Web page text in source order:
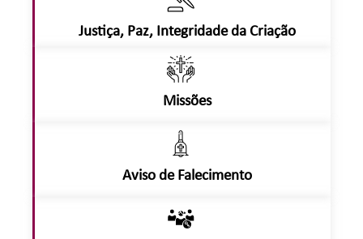
Justiça, Paz, Integridade da Criação
Missões
Aviso de Falecimento